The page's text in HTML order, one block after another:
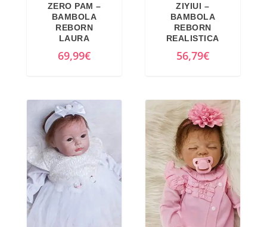
ZERO PAM –
BAMBOLA
REBORN
LAURA
69,99€
ZIYIUI –
BAMBOLA
REBORN
REALISTICA
56,79€